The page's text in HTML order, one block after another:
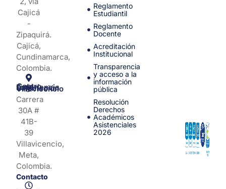
Cajicá
-
Zipaquirá.
Cajicá,
Cundinamarca,
Colombia.
Centro de Experiencia y Orientación Villavicencio
Carrera
30A #
41B-
39
Villavicencio,
Meta,
Colombia.
Contacto
Reglamento
Estudiantil
Reglamento
Docente
Acreditación
Institucional
Transparencia
y acceso a la
información
pública
Resolución
Derechos
Académicos
Asistenciales
2026